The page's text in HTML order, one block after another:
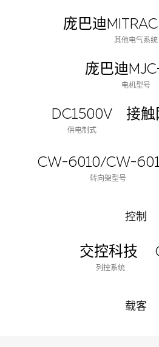
庞巴迪
其他电气系统
庞巴迪
电机型号
DC1500V
供电制式
接
CW-6010/CW-
转向架型号
控制
交控科技
列控系统
载客